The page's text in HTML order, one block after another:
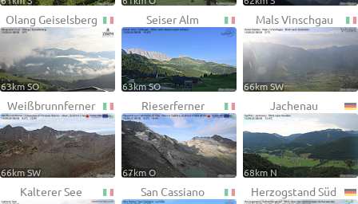
Olang Geiselsberg
63km SO
Seiser Alm
63km SO
Mals Vinschgau
66km SW
Weißbrunnferner
66km SW
Rieserferner
67km O
Jachenau
68km N
Kalterer See San Cassiano Herzogstand Süd